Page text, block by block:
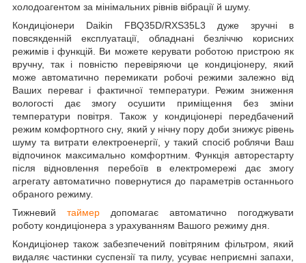
холодоагентом за мінімальних рівнів вібрації й шуму.
Кондиціонери Daikin FBQ35D/RXS35L3 дуже зручні в
повсякденній експлуатації, обладнані безліччю корисних
режимів і функцій. Ви можете керувати роботою пристрою як
вручну, так і повністю перевіряючи це кондиціонеру, який
може автоматично перемикати робочі режими залежно від
Ваших переваг і фактичної температури. Режим зниження
вологості дає змогу осушити приміщення без зміни
температури повітря. Також у кондиціонері передбачений
режим комфортного сну, який у нічну пору доби знижує рівень
шуму та витрати електроенергії, у такий спосіб роблячи Ваш
відпочинок максимально комфортним. Функція авторестарту
після відновлення перебоїв в електромережі дає змогу
агрегату автоматично повернутися до параметрів останнього
обраного режиму
Тижневий таймер допомагає автоматично погоджувати
роботу кондиціонера з урахуванням Вашого режиму дня.
Кондиціонер також забезпечений повітряним фільтром, який
видаляє частинки суспензії та пилу, усуває неприємні запахи,